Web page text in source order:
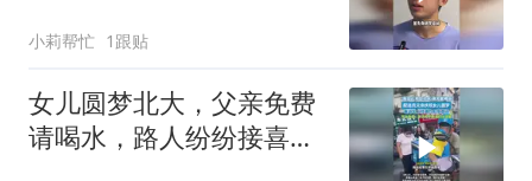
小莉帮忙 1跟贴
女儿圆梦北大，父亲免费
请喝水，路人纷纷接喜